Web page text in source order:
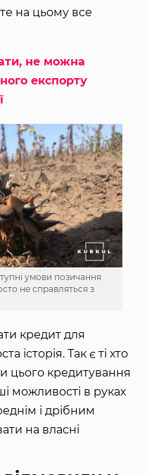
на цьому все
не можна
експорту
умови позичання
не справляться з
кредит для
історія. Так є ті хто
цього кредитування
можливості в руках
і дрібним
на власні